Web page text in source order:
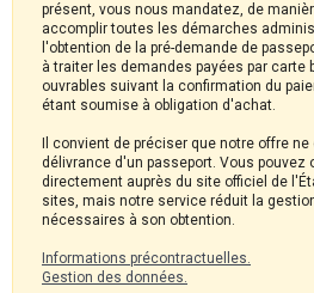
présent, vous nous mandatez, de
accomplir toutes les démarches
l'obtention de la pré-demande de
à traiter les demandes payées par carte
ouvrables suivant la confirmation du
étant soumise à obligation d'achat.
Il convient de préciser que notre offre
délivrance d'un passeport. Vous pouvez
directement auprès du site officiel de
sites, mais notre service réduit la
nécessaires à son obtention.
Informations précontractuelles.
Gestion des données.